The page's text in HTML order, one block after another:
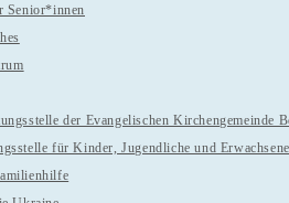
Senior*innen
der Evangelischen Kirchengemeinde
für Kinder, Jugendliche und Erwachsene